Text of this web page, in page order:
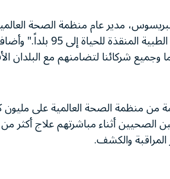
مدير عام منظمة الصحة
جهد أكبر يُبذل لشحن
شركائنا لتضامنهم مع البلدان
من منظمة الصحة العالمية على
والكشف.